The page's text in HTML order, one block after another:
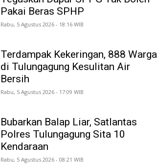
Pakai Beras SPHP
Rabu, 5 Agustus 2026 - 18:16 WIB
Terdampak Kekeringan, 888 Warga
di Tulungagung Kesulitan Air
Bersih
Rabu, 5 Agustus 2026 - 17:09 WIB
Bubarkan Balap Liar, Satlantas
Polres Tulungagung Sita 10
Kendaraan
Rabu, 5 Agustus 2026 - 08:21 WIB